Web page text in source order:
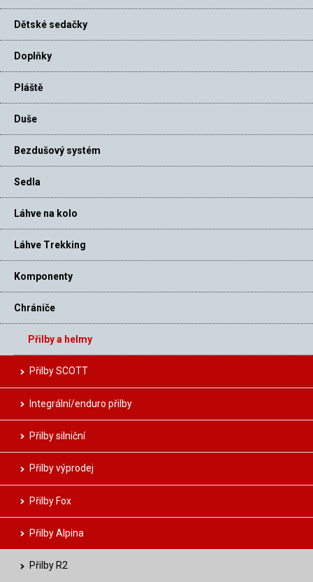
Dětské sedačky
Doplňky
Pláště
Duše
Bezdušový systém
Sedla
Láhve na kolo
Láhve Trekking
Komponenty
Chrániče
Přilby a helmy
Přilby SCOTT
Integrální/enduro přilby
Přilby silniční
Přilby výprodej
Přilby Fox
Přilby Alpina
Přilby R2